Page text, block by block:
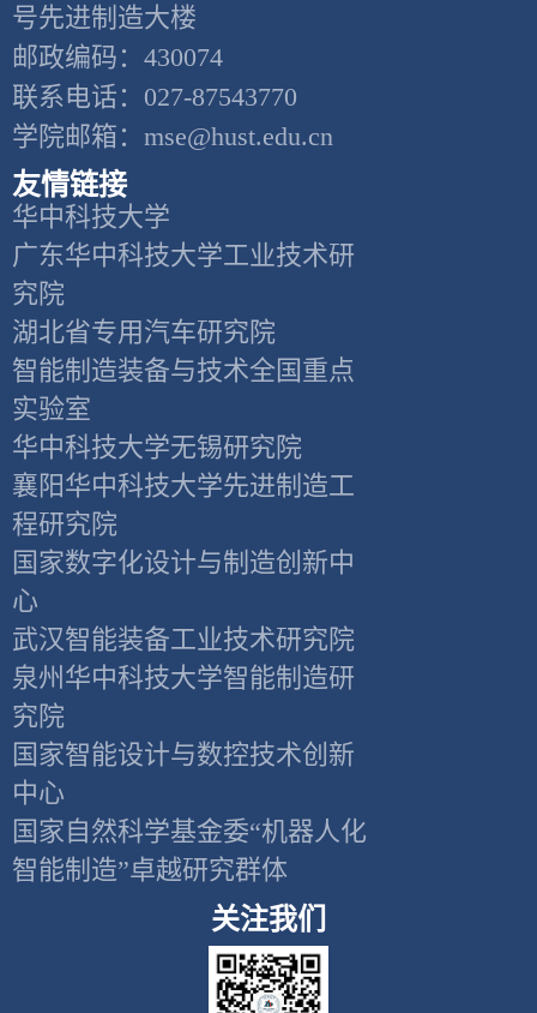
号先进制造大楼
邮政编码：430074
联系电话：027-87543770
学院邮箱：mse@hust.edu.cn
友情链接
华中科技大学
广东华中科技大学工业技术研
究院
湖北省专用汽车研究院
智能制造装备与技术全国重点
实验室
华中科技大学无锡研究院
襄阳华中科技大学先进制造工
程研究院
国家数字化设计与制造创新中
心
武汉智能装备工业技术研究院
泉州华中科技大学智能制造研
究院
国家智能设计与数控技术创新
中心
国家自然科学基金委“机器人化
智能制造”卓越研究群体
关注我们